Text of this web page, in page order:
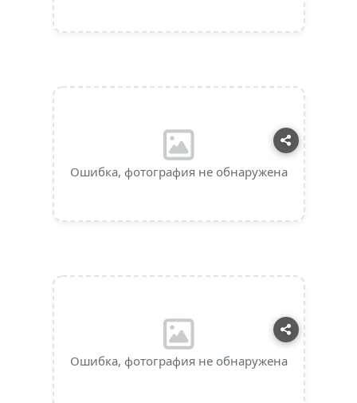
Ошибка, фотография не обнаружена
Ошибка, фотография не обнаружена